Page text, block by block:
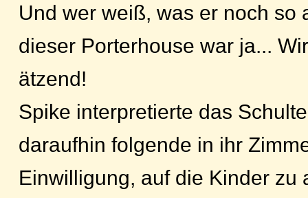
Und wer weiß, was er noch so
dieser Porterhouse war ja...
ätzend!
Spike interpretierte das
daraufhin folgende in ihr
Einwilligung, auf die Kinder zu